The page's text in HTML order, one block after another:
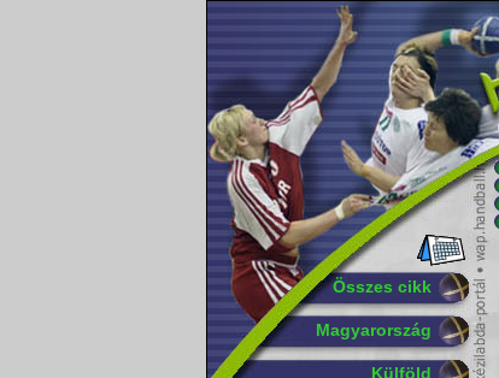
Összes cikk
Magyarország
Külföld